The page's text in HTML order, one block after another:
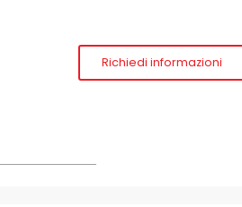
Richiedi informazioni